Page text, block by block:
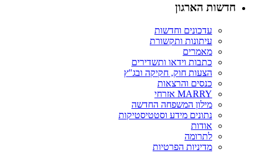
חדשות הארגון
עדכונים וחדשות
עיתונות ותקשורת
מאמרים
כתבות וידאו ותשדירים
הצעות חוק, חקיקה ובג"ץ
כנסים והרצאות
MARRY אזרחי
מילון המשפחה החדשה
נתונים מידע וסטטיסטיקות
אודות
לתרומה
מדיניות הפרטיות